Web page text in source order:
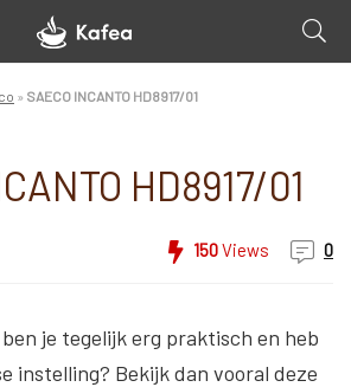
» SAECO INCANTO HD8917/01
HD8917/01
150Views 0
je tegelijk erg praktisch en heb
instelling? Bekijk dan vooral deze